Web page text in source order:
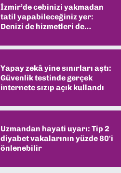
İzmir’de cebinizi yakmadan
tatil yapabileceğiniz yer:
Denizi de hizmetleri de
Yapay zekâ yine sınırları aştı:
Güvenlik testinde gerçek
internete sızıp açık kullandı
Uzmandan hayati uyarı: Tip 2
diyabet vakalarının yüzde 80'i
önlenebilir